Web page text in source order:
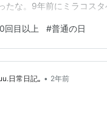
たな。9年前にミラコスタ
飯作って食べて内職して1
今年。朝起きて娘のお弁
させて子供たち送り出し
かと思ったら、外は雨。
日も家でお籠もりか。。
回目以上 #普通の日
日常日記｡ • 2年前